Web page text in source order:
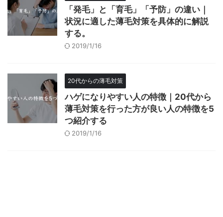
「発毛」と「育毛」「予防」の違い｜
状況に適した薄毛対策を具体的に解説
する。
2019/1/16
20代からの薄毛対策
ハゲになりやすい人の特徴｜20代から
薄毛対策を行った方が良い人の特徴を5
つ紹介する
2019/1/16